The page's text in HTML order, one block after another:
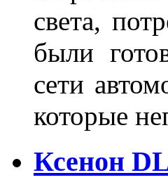
света,
были
сети
которые
Ксенон